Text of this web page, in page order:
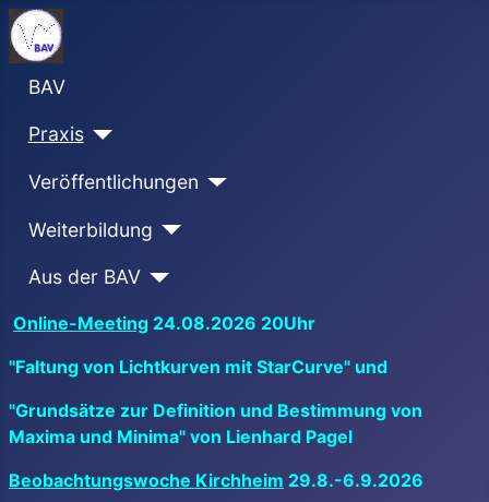
BAV
Praxis
Veröffentlichungen
Weiterbildung
Aus der BAV
Online-Meeting 24.08.2026 20Uhr
"Faltung von Lichtkurven mit StarCurve" und
"Grundsätze zur Definition und Bestimmung von
Maxima und Minima" von Lienhard Pagel
Beobachtungswoche Kirchheim 29.8.-6.9.2026